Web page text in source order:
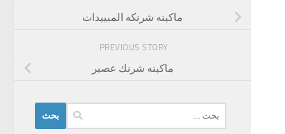
ماكينه شرنكه المبييدات
PREVIOUS STORY
ماكينه شرنك عصير
عن: